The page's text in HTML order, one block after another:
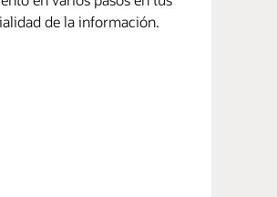
de la información.